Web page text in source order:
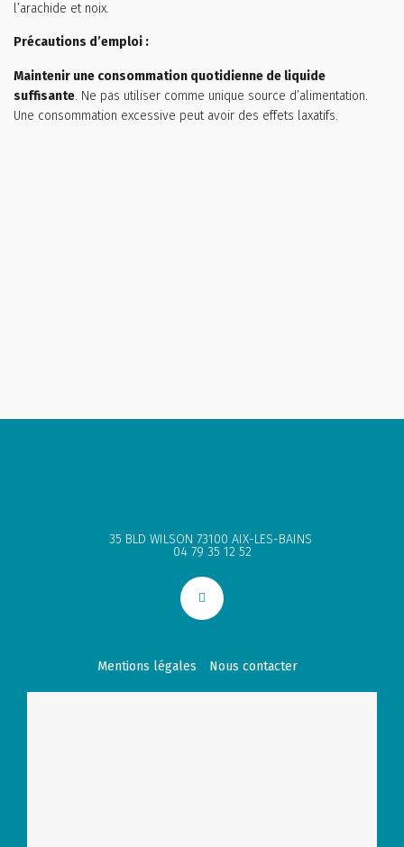
l’arachide et noix.
Précautions d’emploi :
Maintenir une consommation quotidienne de liquide
suffisante. Ne pas utiliser comme unique source d’alimentation.
Une consommation excessive peut avoir des effets laxatifs.
35 BLD WILSON 73100 AIX-LES-BAINS
04 79 35 12 52
Mentions légales Nous contacter